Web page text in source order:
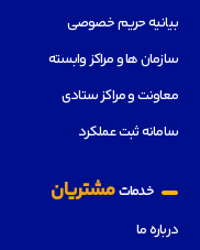
بیانیه حریم خصوصی
سازمان ها و مراکز وابسته
معاونت و مراکز ستادی
سامانه ثبت عملکرد
خدماتمشتریان
درباره ما